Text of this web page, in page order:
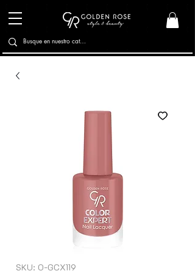
SKU: O-GCX119